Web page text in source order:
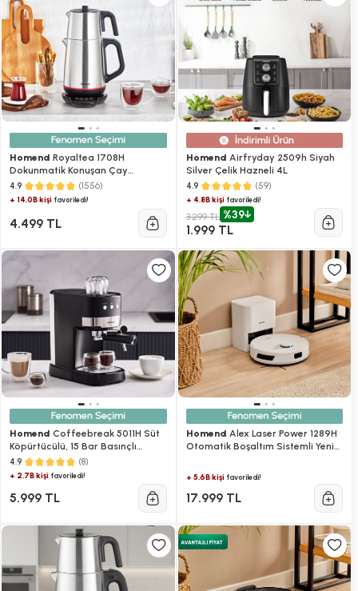
Homend Royaltea 1708H
Dokunmatik Konuşan Çay
Makinesi
4.9 (1556)
+ 14.0B kişi favoriledi!
4.499 TL
Homend Airfryday 2509h Siyah
Silver Çelik Hazneli 4L
4.9 (59)
+ 4.8B kişifavoriledi!
3.299 TL %39
1.999 TL
Homend Coffeebreak 5011H Süt
Köpürtücülü, 15 Bar Basınçlı
Espresso Makinesi 1100W 1,2L
4.9 (8)
+ 2.7B kişi favoriledi!
5.999 TL
Homend Alex Laser Power 1289H
Otomatik Boşaltım Sistemli Yeni
Beyaz
+ 5.6B kişifavoriledi!
17.999 TL